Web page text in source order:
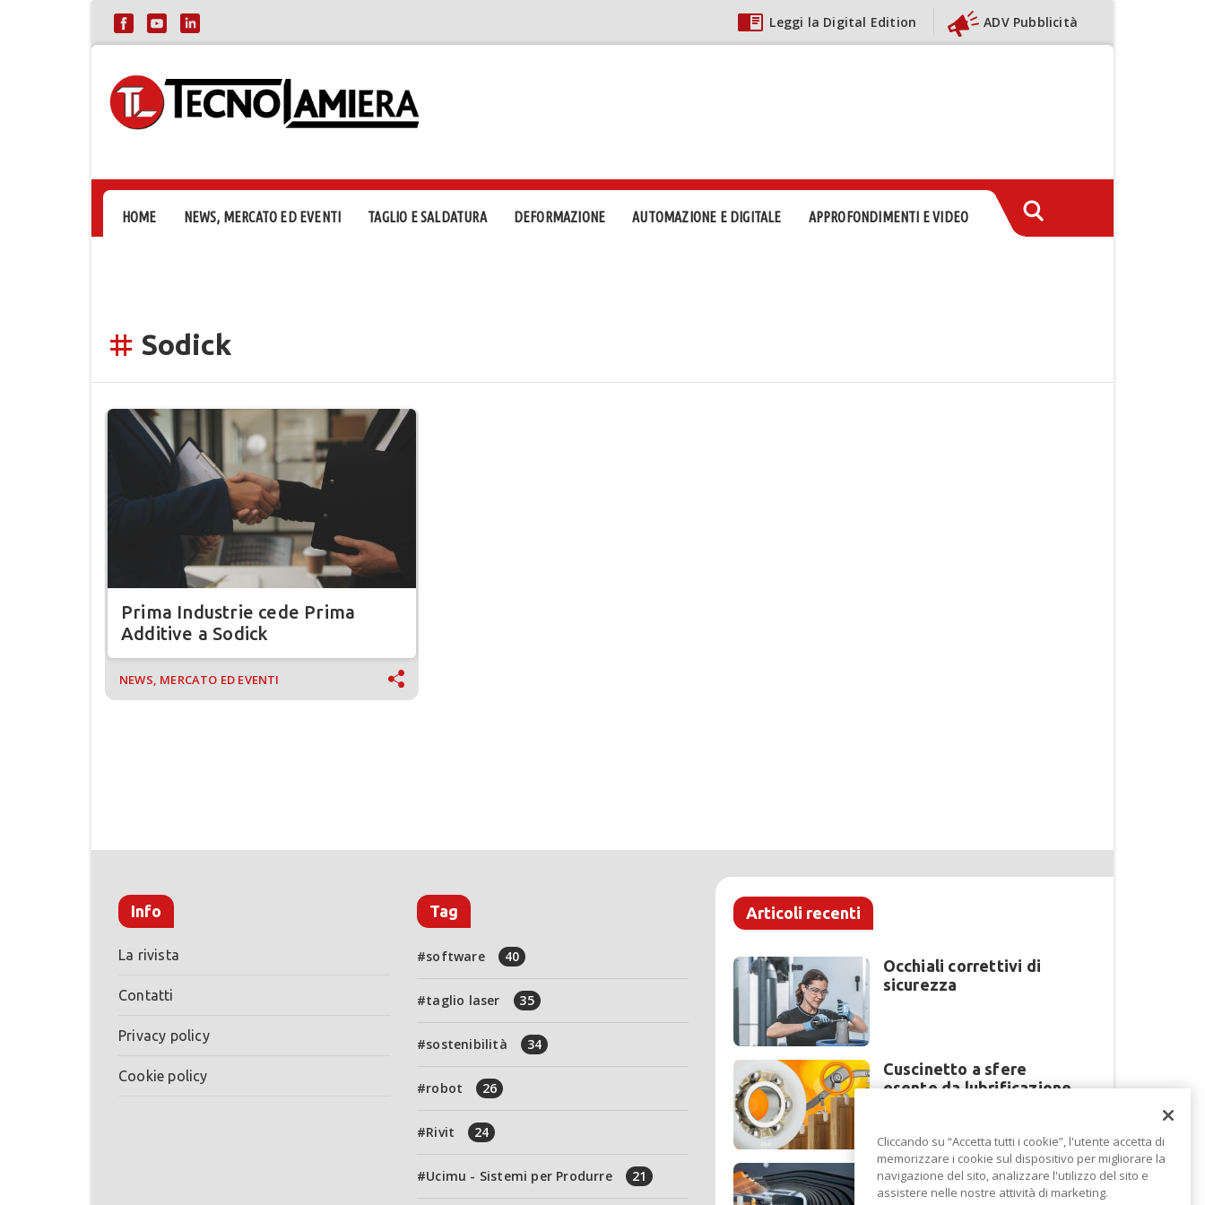
Leggi la Digital Edition ADV Pubblicità
HOME NEWS, MERCATO ED EVENTI TAGLIO E SALDATURA DEFORMAZIONE AUTOMAZIONE E DIGITALE APPROFONDIMENTI E VIDEO
tag Sodick
Prima Industrie cede Prima
Additive a Sodick
NEWS, MERCATO ED EVENTI
Info
La rivista
Contatti
Privacy policy
Cookie policy
Tag
software 40
taglio laser 35
sostenibilità 34
robot 26
Rivit 24
Ucimu - Sistemi per Produrre 21
Articoli recenti
Occhiali correttivi di
sicurezza
Cuscinetto a sfere
esente da lubrificazione
Perché la lavorazione
lamiera cambia modello
Cliccando su “Accetta tutti i cookie”, l'utente accetta di
memorizzare i cookie sul dispositivo per migliorare la
navigazione del sito, analizzare l'utilizzo del sito e
assistere nelle nostre attività di marketing.